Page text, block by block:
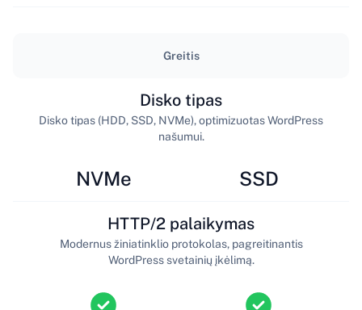
Greitis
NVMe
Disko tipas
Disko tipas (HDD, SSD, NVMe), optimizuotas WordPress
našumui.
SSD
HTTP/2 palaikymas
Modernus žiniatinklio protokolas, pagreitinantis
WordPress svetainių įkėlimą.